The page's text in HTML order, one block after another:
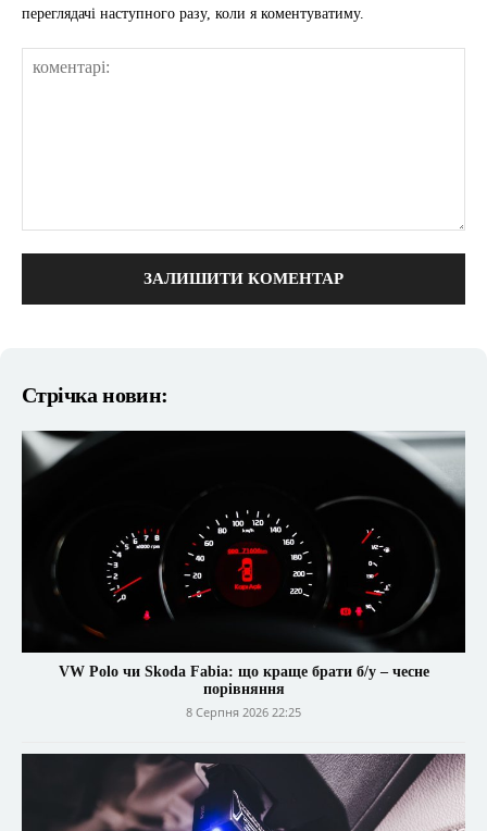
переглядачі наступного разу, коли я коментуватиму.
Стрічка новин:
VW Polo чи Skoda Fabia: що краще брати б/у – чесне
порівняння
8 Серпня 2026 22:25